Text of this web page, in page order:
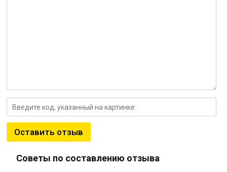
Оставить отзыв
Советы по составлению отзыва